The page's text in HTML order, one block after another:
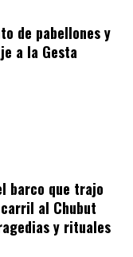
de pabellones y
a la Gesta
barco que trajo
al Chubut
y rituales